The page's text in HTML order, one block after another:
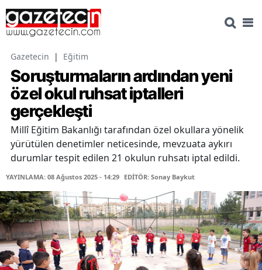
Gazetecin | Eğitim
Soruşturmaların ardından yeni
özel okul ruhsat iptalleri
gerçekleşti
Millî Eğitim Bakanlığı tarafından özel okullara yönelik
yürütülen denetimler neticesinde, mevzuata aykırı
durumlar tespit edilen 21 okulun ruhsatı iptal edildi.
YAYINLAMA: 08 Ağustos 2025 - 14:29 EDİTÖR: Sonay Baykut